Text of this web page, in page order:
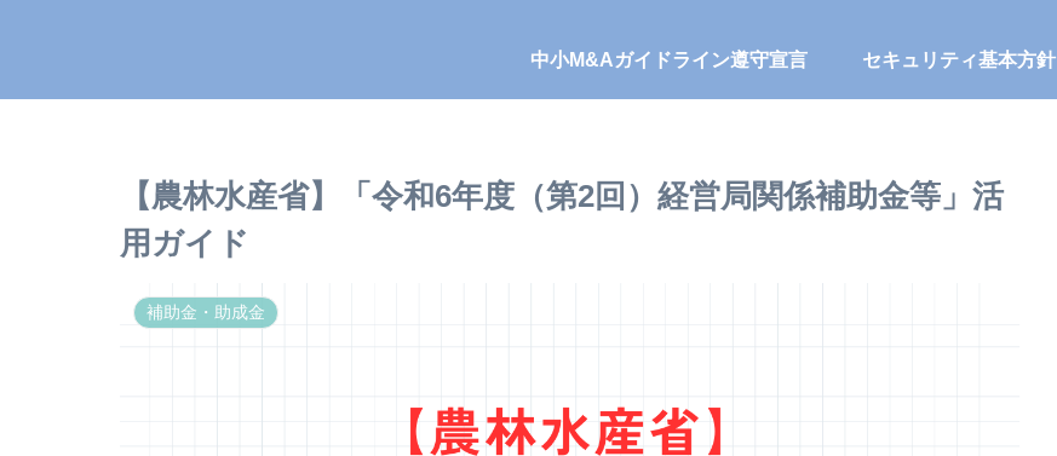
中小M&Aガイドライン遵守宣言 セキュリティ基本方針
【農林水産省】「令和6年度（第2回）経営局関係補助金等」活
用ガイド
補助金・助成金